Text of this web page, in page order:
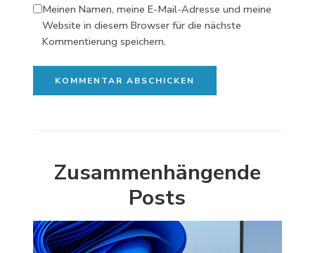
Meinen Namen, meine E-Mail-Adresse und meine
Website in diesem Browser für die nächste
Kommentierung speichern.
Zusammenhängende
Posts